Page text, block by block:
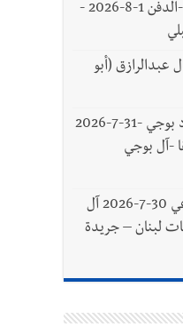
وفاة بدرية يوسف بديري -الدفن 1-8-2026 -
عبدالرازق (أبو
وفاة الحاج مصطفى محمود بوجي -31-7-2026
-آل بوجي
وفاة الحاج نور الدين الرفاعي 30-7-2026 آل
لبنان – جريدة